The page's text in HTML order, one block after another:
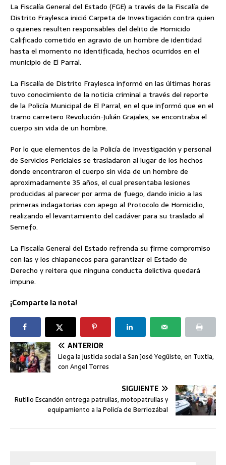
La Fiscalía General del Estado (FGE) a través de la Fiscalía de
Distrito Fraylesca inició Carpeta de Investigación contra quien
o quienes resulten responsables del delito de Homicido
Calificado cometido en agravio de un hombre de identidad
hasta el momento no identificada, hechos ocurridos en el
municipio de El Parral.
La Fiscalía de Distrito Fraylesca informó en las últimas horas
tuvo conocimiento de la noticia criminal a través del reporte
de la Policía Municipal de El Parral, en el que informó que en el
tramo carretero Revolución-Julián Grajales, se encontraba el
cuerpo sin vida de un hombre.
Por lo que elementos de la Policía de Investigación y personal
de Servicios Periciales se trasladaron al lugar de los hechos
donde encontraron el cuerpo sin vida de un hombre de
aproximadamente 35 años, el cual presentaba lesiones
producidas al parecer por arma de fuego, dando inicio a las
primeras indagatorias con apego al Protocolo de Homicidio,
realizando el levantamiento del cadáver para su traslado al
Semefo.
La Fiscalía General del Estado refrenda su firme compromiso
con las y los chiapanecos para garantizar el Estado de
Derecho y reitera que ninguna conducta delictiva quedará
impune.
¡Comparte la nota!
ANTERIOR
Llega la justicia social a San José Yegüiste, en Tuxtla,
con Angel Torres
SIGUIENTE
Rutilio Escandón entrega patrullas, motopatrullas y
equipamiento a la Policía de Berriozábal